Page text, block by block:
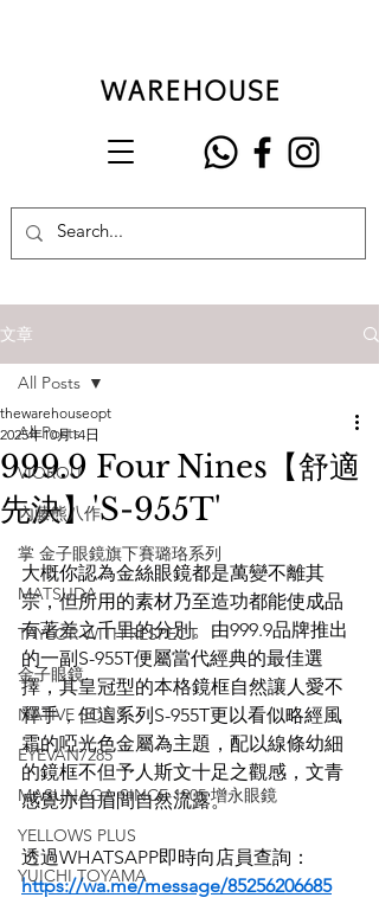
文章
All Posts
VIOROU
內藤熊八作
掌 金子眼鏡旗下賽璐珞系列
MATSUDA
TAYLOR WITH RESPECT
金子眼鏡
NATIVE SONS
EYEVAN7285
MASUNAGA SINCE 1905 增永眼鏡
YELLOWS PLUS
YUICHI TOYAMA
All Posts
999.9 Four Nines【舒適
先決】'S-955T'
thewarehouseopt
2025年10月14日
大概你認為金絲眼鏡都是萬變不離其
宗，但所用的素材乃至造功都能使成品
有著差之千里的分別。由999.9品牌推出
的一副S-955T便屬當代經典的最佳選
擇，其皇冠型的本格鏡框自然讓人愛不
釋手，但這系列S-955T更以看似略經風
霜的啞光色金屬為主題，配以線條幼細
的鏡框不但予人斯文十足之觀感，文青
感覺亦自眉間自然流露。
透過WHATSAPP即時向店員查詢：
https://wa.me/message/85256206685